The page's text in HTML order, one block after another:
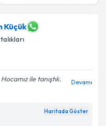
Küçük
ile tanıştık.
Devamı
Haritada Göster